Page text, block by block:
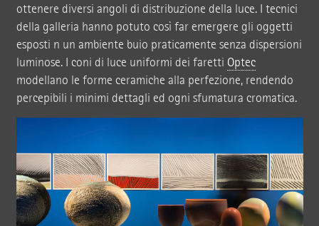
ottenere diversi angoli di distribuzione della luce. I tecnici
della galleria hanno potuto così far emergere gli oggetti
esposti n un ambiente buio praticamente senza dispersioni
luminose. I coni di luce uniformi dei faretti Optec
modellano le forme ceramiche alla perfezione, rendendo
percepibili i minimi dettagli ed ogni sfumatura cromatica.